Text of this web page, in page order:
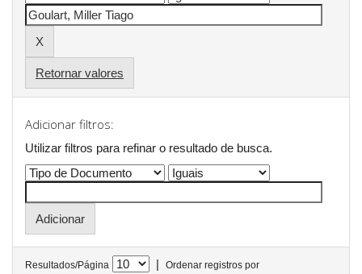
Retornar valores
Adicionar filtros:
Utilizar filtros para refinar o resultado de busca.
Resultados/Página |
Ordenar registros por